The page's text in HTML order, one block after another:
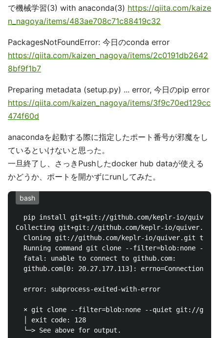
で機械学習(3) with anaconda(3) https://qiita.com/kaize
n_nagoya/items/483ae708c71c88419c32
PackagesNotFoundError: 今日のconda error
https://qiita.com/kaizen_nagoya/items/2c0191db2642
8bf9f1b7
Preparing metadata (setup.py) ... error, 今日のpip error
https://qiita.com/kaizen_nagoya/items/3f9c70ed129cc
474f60d
anacondaを起動する際に指定したポート番号が邪魔をし
ているといけないと思った。
一旦終了し、さっきPushしたdocker hub dataが使える
かどうか、ポートを開かずにrunしてみた。
bash
pip install git+git://github.com/keplr-io/
Collecting git+git://github.com/keplr-io/quiver.git
Cloning git://github.com/keplr-io/quiver.git to /
Running command git clone --filter=blob:none --
  fatal: unable to connect to github.com:
github.com[0: 20.27.177.113]: errno=Connection
  error: subprocess-exited-with-error
× git clone --filter=blob:none --quiet git://
  │ exit code: 128
  ╰─> See above for output.